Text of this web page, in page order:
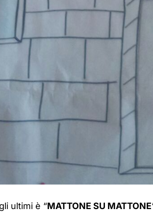
ultimi è “MATTONE SU MATTONE